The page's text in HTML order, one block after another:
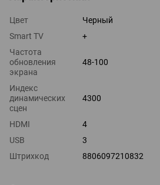
Цвет
Черный
Smart TV
+
Частота
обновления
экрана
48-100
Индекс
динамических
сцен
4300
HDMI
4
USB
3
Штрихкод
8806097210832